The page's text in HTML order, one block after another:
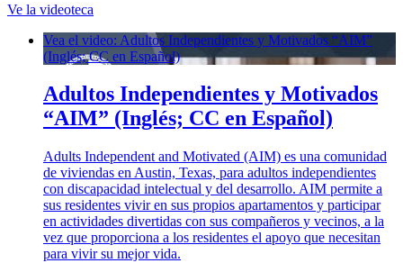
Ve la videoteca
Vea el video: Adultos Independientes y Motivados “AIM”
(Inglés; CC en Español)
Adultos Independientes y Motivados
“AIM” (Inglés; CC en Español)
Adults Independent and Motivated (AIM) es una comunidad
de viviendas en Austin, Texas, para adultos independientes
con discapacidad intelectual y del desarrollo. AIM permite a
sus residentes vivir en sus propios apartamentos y participar
en actividades divertidas con sus compañeros y vecinos, a la
vez que proporciona a los residentes el apoyo que necesitan
para vivir su mejor vida.